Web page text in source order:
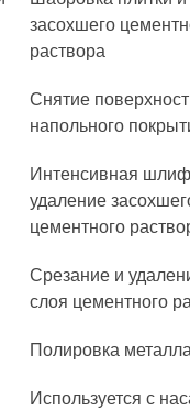
засохшего
раствора
Снятие
напольного
Интенсивная
удаление
цементного
Срезание и
слоя цементного
Полировка
Используется с